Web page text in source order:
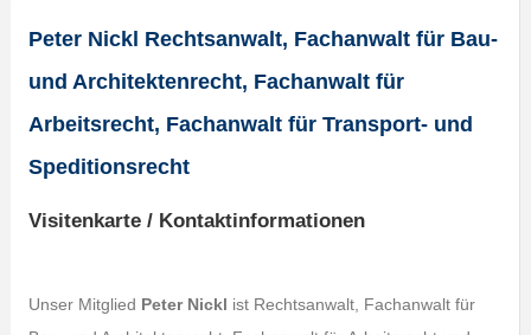
Peter Nickl Rechtsanwalt, Fachanwalt für Bau-
und Architektenrecht, Fachanwalt für
Arbeitsrecht, Fachanwalt für Transport- und
Speditionsrecht
Visitenkarte / Kontaktinformationen
Unser Mitglied Peter Nickl ist Rechtsanwalt, Fachanwalt für